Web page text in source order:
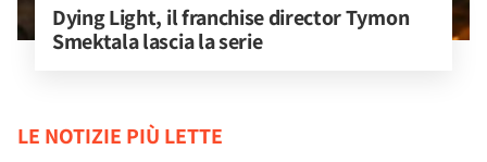
Dying Light, il franchise director Tymon
Smektala lascia la serie
LE NOTIZIE PIÙ LETTE